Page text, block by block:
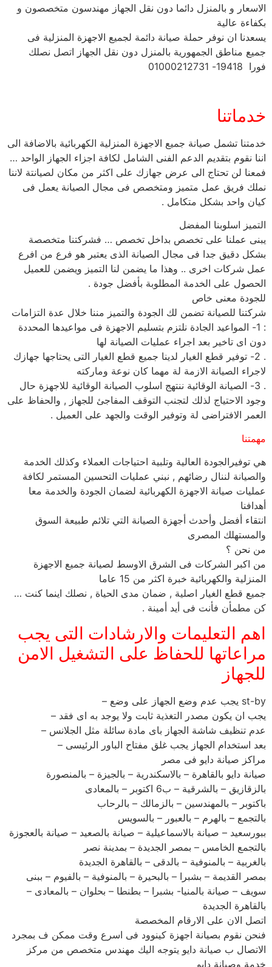
الاسعار و بالمنزل دائما دون نقل الجهاز مهندسون متخصصون و
بكفاءة عالية
يسعدنا ان نوفر حملة صيانة دائمة لجميع الاجهزة المنزلية فى
جميع مناطق الجمهورية بالمنزل دون نقل الجهاز اتصل نصلك
فورا 19418- 01000212731
خدماتنا
خدمتنا تشمل صيانة جميع الاجهزة المنزلية الكهربائية بالاضافة الى
اننا نقوم بتقديم الدعم الفنى الشامل لكافة اجزاء الجهاز الواحد …
فمعنا لن تحتاج الى عرض جهازك على اكثر من مكان لصيانتة لاننا
نملك فريق عمل متميز ومتخصص فى مجال الصيانة يعمل فى
كيان واحد بشكل متكامل .
التميز اسلوبنا المفضل
يبنى عملنا على تخصص بداخل تخصص … فشركتنا متخصصة
بشكل دقيق جدا فى مجال الصيانة الذى يعتبر هو فرع من افرع
عمل شركات اخرى .. وهذا ما يضمن لنا التميز ويضمن للعميل
الحصول على الخدمة المطلوبة بأفضل جودة .
للجودة معنى خاص
شركتنا للصيانة تضمن لك الجودة والتميز مننا خلال عدة التزامات
: 1- المواعيد الجادة نلتزم بتسليم الاجهزة فى مواعيدها المحددة
دون اى تاخير بعد اجراء عمليات الصيانة لها
. 2- توفير قطع الغيار لدينا جميع قطع الغيار التى يحتاجها جهازك
لاجراء الصيانة الازمة لة مهما كان نوعة وماركته
. 3- الصيانة الوقائية ننتهج اسلوب الصيانة الوقائية للاجهزة حال
وجود الاحتياج لذلك لتجنب التوقف المفاجئ للجهاز , والحفاظ على
العمر الافتراضى لة وتوفير الوقت والجهد على العميل .
مهمتنا
هي توفيرالجودة العالية وتلبية احتياجات العملاء وكذلك الخدمة
والصيانة لننال رضائهم , نبني عمليات التحسين المستمر لكافة
عمليات صيانة الاجهزة الكهربائية لضمان الجودة والخدمة معا
أهدافنا
انتقاء أفضل وأحدث أجهزة الصيانة التي تلائم طبيعة السوق
والمستهلك المصرى
من نحن ؟
من اكبر الشركات فى الشرق الاوسط لصيانة جميع الاجهزة
المنزلية والكهربائية خبرة اكثر من 15 عاما
جميع قطع الغيار اصلية , ضمان مدى الحياة , نصلك اينما كنت …
كن مطمأن فأنت فى أيد أمينة .
اهم التعليمات والارشادات التى يجب
مراعاتها للحفاظ على التشغيل الامن
للجهاز
st-by يجب عدم وضع الجهاز على وضع –
يجب ان يكون مصدر التغذية ثابت ولا يوجد به اى فقد –
عدم تنظيف شاشة الجهاز باى مادة سائلة مثل الجلانس –
بعد استخدام الجهاز يجب غلق مفتاح الباور الرئيسى –
مراكز صيانة دايو فى مصر
صيانة دايو بالقاهرة – بالاسكندرية – بالجيزة – بالمنصورة
بالزقازيق – بالشرقية – ب6 اكتوبر – بالمعادى
باكتوبر – بالمهندسين – بالزمالك – بالرحاب
بالتجمع – بالهرم – بالعبور – بالسويس
ببورسعيد – صيانة بالاسماعيلية – صيانة بالصعيد – صيانة بالعجوزة
بالتجمع الخامس – بمصر الجديدة – بمدينة نصر
بالغربية – بالمنوفية – بالدقى – بالقاهرة الجديدة
بمصر القديمة – بشبرا – بالبحيرة – بالمنوفية – بالفيوم – ببنى
سويف – صيانة بالمنيا- بشبرا – بطنطا – بحلوان – بالمعادى –
بالقاهرة الجديدة
اتصل الان على الارقام المخصصة
فنحن نقوم بصيانة اجهزة كينوود فى اسرع وقت ممكن ف بمجرد
الاتصال ب صيانة دايو يتوجه اليك مهندس متخصص من مركز
خدمة وصيانة دايو